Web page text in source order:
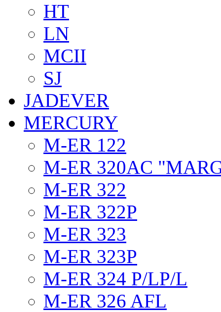
HT
LN
MCII
SJ
JADEVER
MERCURY
M-ER 122
M-ER 320AC
M-ER 322
M-ER 322P
M-ER 323
M-ER 323P
M-ER 324 P/LP/L
M-ER 326 AFL